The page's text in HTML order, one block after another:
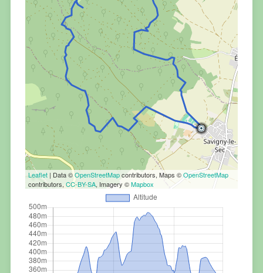
Leaflet| Data ©OpenStreetMapcontributors, Maps ©OpenStreetMap
contributors, CC-BY-SA, Imagery ©Mapbox